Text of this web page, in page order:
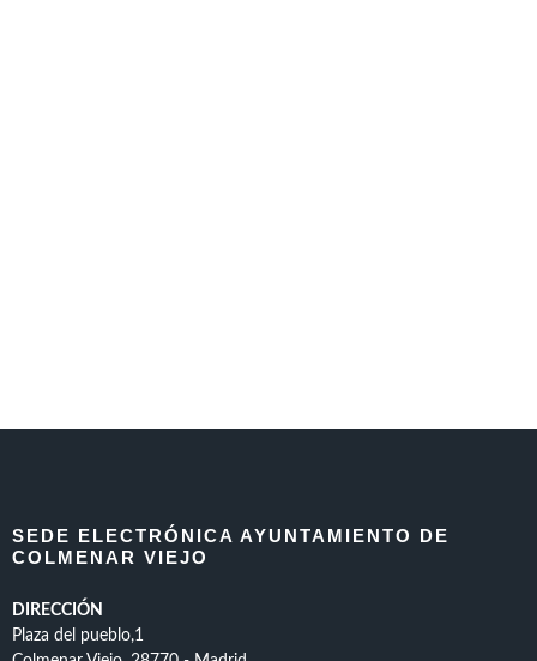
SEDE ELECTRÓNICA AYUNTAMIENTO DE
COLMENAR VIEJO
DIRECCIÓN
Plaza del pueblo,1